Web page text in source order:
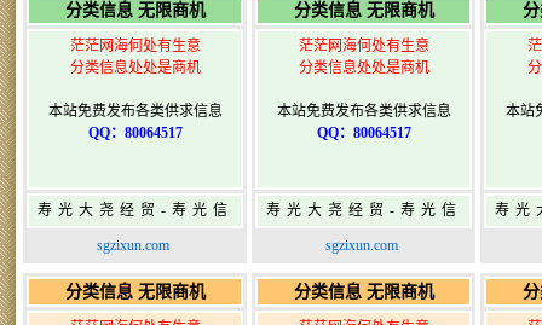
分类信息 无限商机
茫茫网海何处有生意
分类信息处处是商机
本站免费发布各类供求信息
QQ：80064517
寿光大尧经贸-寿光信
息网-免费信息发布网-
sgzixun.com
分类信息 无限商机
茫茫网海何处有生意
分类信息处处是商机
本站免费发布各类供求信息
QQ：80064517
寿光大尧经贸-寿光信
息网-免费信息发布网-
sgzixun.com
本站
寿光
分类信息 无限商机 分类信息 无限商机